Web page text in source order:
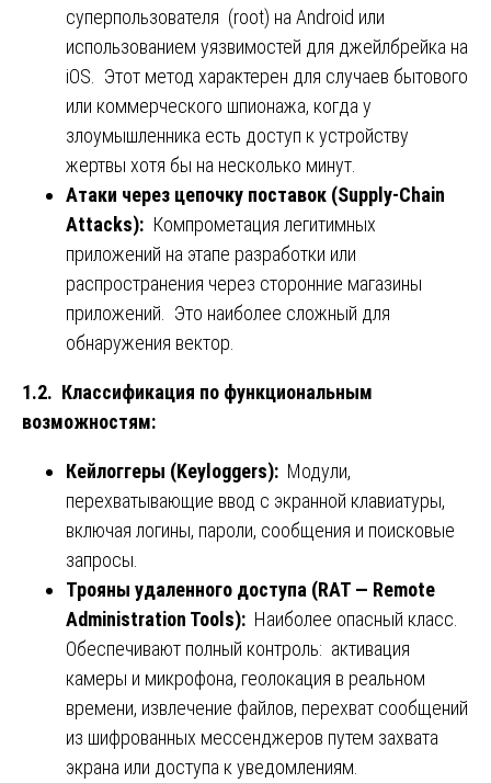
суперпользователя (root) на Android или
использованием уязвимостей для джейлбрейка на
iOS. Этот метод характерен для случаев бытового
или коммерческого шпионажа, когда у
злоумышленника есть доступ к устройству
жертвы хотя бы на несколько минут.
Атаки через цепочку поставок (Supply-Chain
Attacks): Компрометация легитимных
приложений на этапе разработки или
распространения через сторонние магазины
приложений. Это наиболее сложный для
обнаружения вектор.
1.2. Классификация по функциональным
возможностям:
Кейлоггеры (Keyloggers): Модули,
перехватывающие ввод с экранной клавиатуры,
включая логины, пароли, сообщения и поисковые
запросы.
Трояны удаленного доступа (RAT — Remote
Administration Tools): Наиболее опасный класс.
Обеспечивают полный контроль: активация
камеры и микрофона, геолокация в реальном
времени, извлечение файлов, перехват сообщений
из шифрованных мессенджеров путем захвата
экрана или доступа к уведомлениям.